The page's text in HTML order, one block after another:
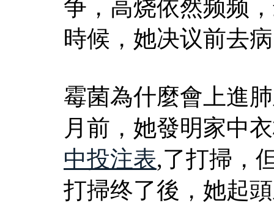
争，高烧依然频频
時候，她决议前去
霉菌為什麼會上進
月前，她發明家中
中投注表,了打掃，
打掃终了後，她起